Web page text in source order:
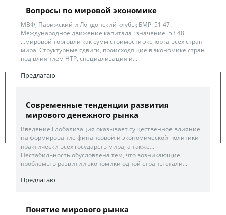
Вопросы по мировой экономике
МВФ; Парижский и Лондонский клубы; БМР. 51 47.
Международное движение капитала : значение. 53 48.
...мировой торговли как сумм стоимости экспорта всех стран
мира. Структурные сдвиги, происходящие в экономике стран
под влиянием НТР, специализация и...
Предлагаю
Современные тенденции развития
мирового денежного рынка
Введение Глобализация оказывает существенное влияние
на формирование финансовой и экономической политики
практически всех государств мира, а также...
Нестабильность обусловлена тем, что возникающие
проблемы в развитии экономики одной страны стали...
Предлагаю
Понятие мирового рынка